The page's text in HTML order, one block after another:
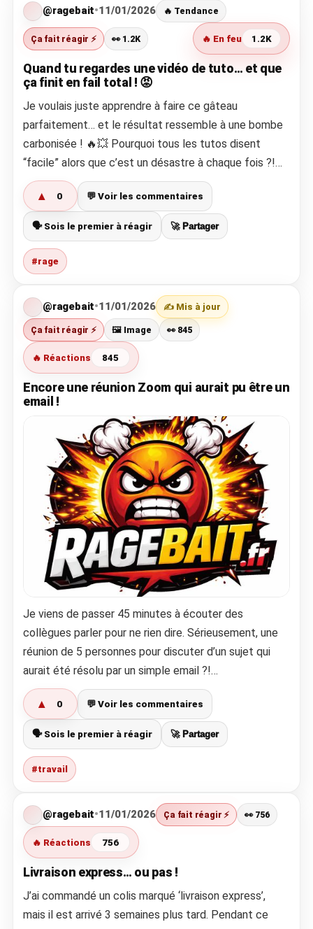
@ragebait•11/01/2026 🔥 Tendance
Ça fait réagir ⚡ 👀 1.2K 🔥 En feu 1.2K
Quand tu regardes une vidéo de tuto… et que
ça finit en fail total ! 😡
Je voulais juste apprendre à faire ce gâteau
parfaitement… et le résultat ressemble à une bombe
carbonisée ! 🔥💥 Pourquoi tous les tutos disent
“facile” alors que c’est un désastre à chaque fois ?!…
▲ 0 💬 Voir les commentaires
🗣️ Sois le premier à réagir 🚀 Partager
#rage
@ragebait•11/01/2026 ✍️ Mis à jour
Ça fait réagir ⚡ 🖼️ Image 👀 845
🔥 Réactions 845
Encore une réunion Zoom qui aurait pu être un
email !
Je viens de passer 45 minutes à écouter des
collègues parler pour ne rien dire. Sérieusement, une
réunion de 5 personnes pour discuter d’un sujet qui
aurait été résolu par un simple email ?!…
▲ 0 💬 Voir les commentaires
🗣️ Sois le premier à réagir 🚀 Partager
#travail
@ragebait•11/01/2026 Ça fait réagir ⚡ 👀 756
🔥 Réactions 756
Livraison express… ou pas !
J’ai commandé un colis marqué ‘livraison express’,
mais il est arrivé 3 semaines plus tard. Pendant ce